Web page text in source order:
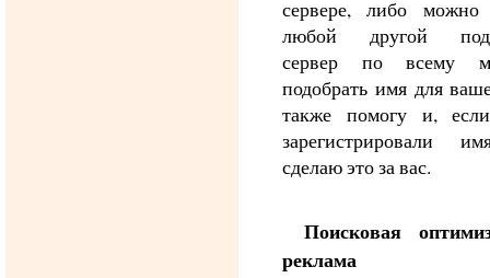
сервере, либо можно
любой другой
сервер по всему
подобрать имя для
также помогу и,
зарегистрировали
сделаю это за вас.
Поисковая
реклама